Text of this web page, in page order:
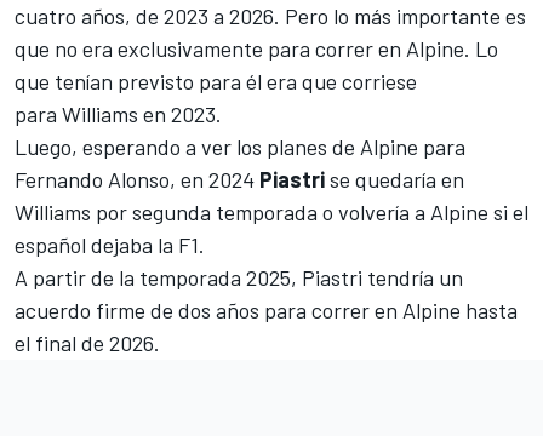
cuatro años, de 2023 a 2026. Pero lo más importante es
que no era exclusivamente para correr en Alpine. Lo
que tenían previsto para él era que corriese
para Williams en 2023.
Luego, esperando a ver los planes de Alpine para
Fernando Alonso, en 2024 Piastrise quedaría en
Williams por segunda temporada o volvería a Alpine si el
español dejaba la F1.
A partir de la temporada 2025, Piastri tendría un
acuerdo firme de dos años para correr en Alpine hasta
el final de 2026.